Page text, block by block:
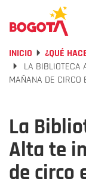
INICIO ¿QUÉ
LA BIBLIOTECA
MAÑANA DE CIRCO
La
Alta te
de circo